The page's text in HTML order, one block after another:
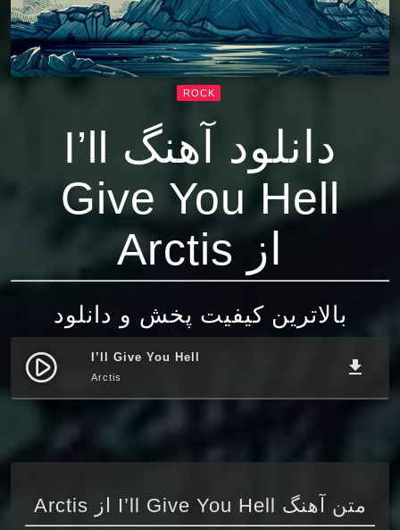
ROCK
دانلود آهنگ I’ll
Give You Hell
از Arctis
بالاترین کیفیت پخش و دانلود
play_circle_filled I’ll Give You Hell
Arctis file_download
متن آهنگ I’ll Give You Hell از Arctis